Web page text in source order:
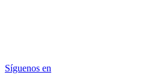
Síguenos en